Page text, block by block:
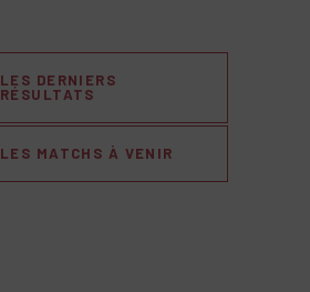
LES DERNIERS
RÉSULTATS
LES MATCHS À VENIR